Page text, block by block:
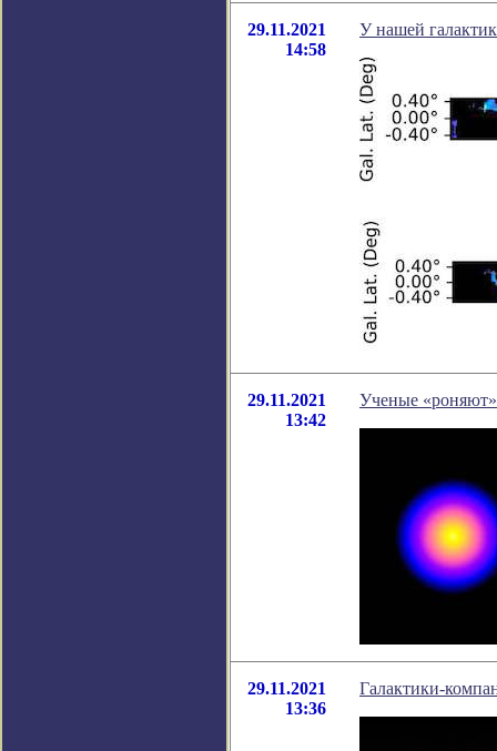
29.11.2021
14:58
У нашей
29.11.2021
13:42
Ученые
29.11.2021
13:36
Галактики-